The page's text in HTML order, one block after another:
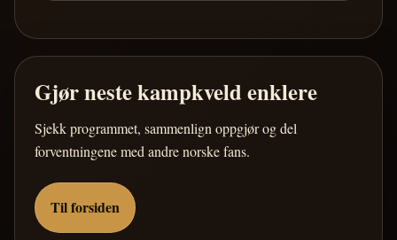
Gjør neste kampkveld enklere
Sjekk programmet, sammenlign oppgjør og del
forventningene med andre norske fans.
Til forsiden